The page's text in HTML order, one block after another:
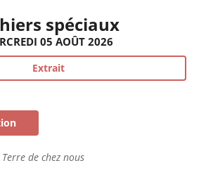
spéciaux
05 AOÛT 2026
Extrait
de chez nous